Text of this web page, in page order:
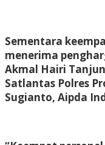
Sementara
menerima
Akmal Hairi
Satlantas Polres
Sugianto, Aipda